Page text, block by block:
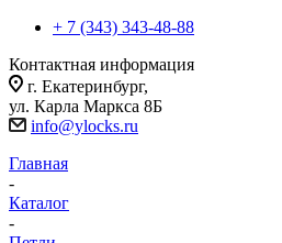
+ 7 (343) 343-48-88
Контактная информация
г. Екатеринбург,
ул. Карла Маркса 8Б
info@ylocks.ru
Главная
-
Каталог
-